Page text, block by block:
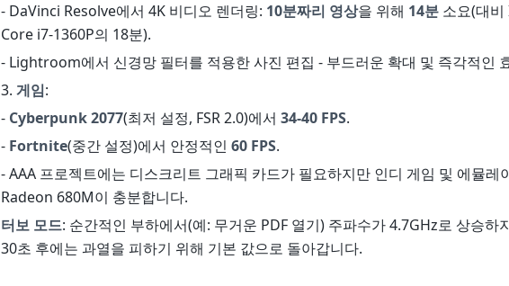
- DaVinci Resolve에서 4K 비디오 렌더링: 10분짜리 영상을 위해 14분 소요(대
Core i7-1360P의 18분).
- Lightroom에서 신경망 필터를 적용한 사진 편집 - 부드러운 확대 및 즉각적인
3. 게임:
- Cyberpunk 2077(최저 설정, FSR 2.0)에서 34-40 FPS.
- Fortnite(중간 설정)에서 안정적인 60 FPS.
- AAA 프로젝트에는 디스크리트 그래픽 카드가 필요하지만 인디 게임 및 에뮬레
Radeon 680M이 충분합니다.
터보 모드: 순간적인 부하에서(예: 무거운 PDF 열기) 주파수가 4.7GHz로 상승하
30초 후에는 과열을 피하기 위해 기본 값으로 돌아갑니다.